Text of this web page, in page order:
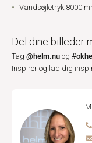
Vandsøjletryk 8000
Del dine billeder
Tag @helm.nu og
Inspirer og lad dig